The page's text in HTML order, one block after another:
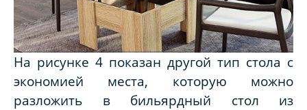
На рисунке 4 показан другой тип стола с
экономией места, которую можно
разложить в бильярдный стол из